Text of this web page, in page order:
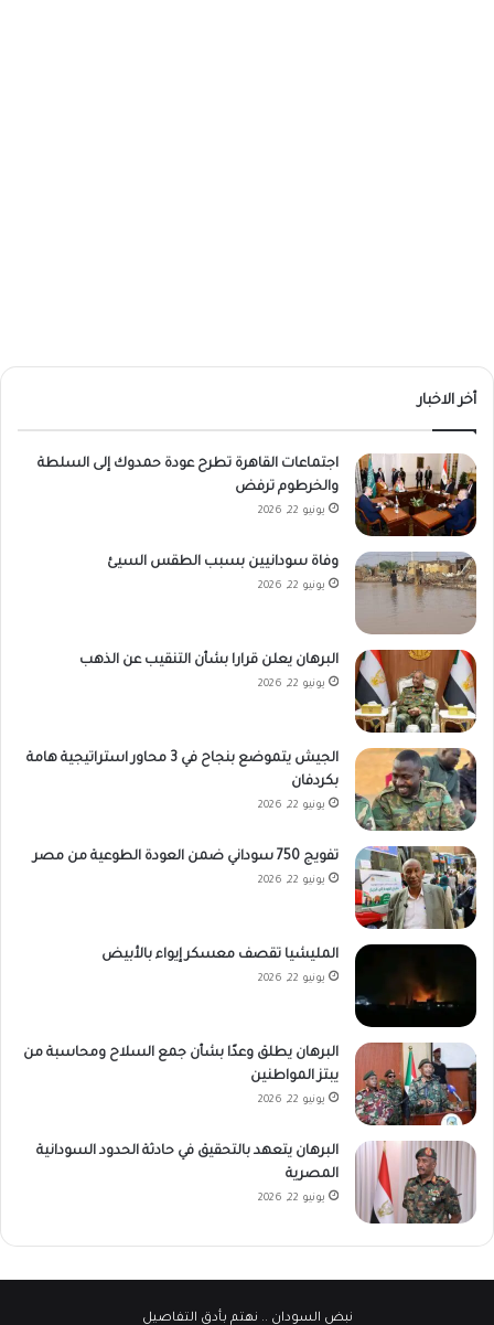
أخر الاخبار
اجتماعات القاهرة تطرح عودة حمدوك إلى السلطة
والخرطوم ترفض
يونيو 22, 2026
وفاة سودانيين بسبب الطقس السيئ
يونيو 22, 2026
البرهان يعلن قرارا بشأن التنقيب عن الذهب
يونيو 22, 2026
الجيش يتموضع بنجاح في 3 محاور استراتيجية هامة
بكردفان
يونيو 22, 2026
تفويج 750 سوداني ضمن العودة الطوعية من مصر
يونيو 22, 2026
المليشيا تقصف معسكر إيواء بالأبيض
يونيو 22, 2026
البرهان يطلق وعدًا بشأن جمع السلاح ومحاسبة من
يبتز المواطنين
يونيو 22, 2026
البرهان يتعهد بالتحقيق في حادثة الحدود السودانية
المصرية
يونيو 22, 2026
نبض السودان .. نهتم بأدق التفاصيل